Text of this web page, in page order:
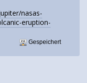
nasas-
eruption-
Gespeichert